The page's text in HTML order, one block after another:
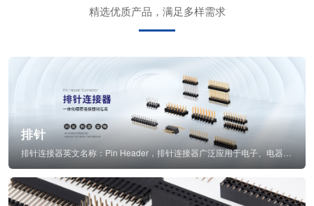
精选优质产品，满足多样需求
排针